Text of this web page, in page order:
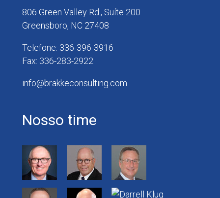
806 Green Valley Rd., Suíte 200
Greensboro, NC 27408
Telefone: 336-396-3916
Fax: 336-283-2922
info@brakkeconsulting.com
Nosso time